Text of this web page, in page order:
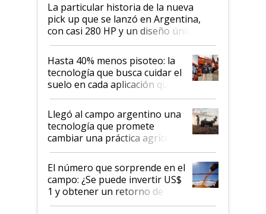
La particular historia de la nueva
pick up que se lanzó en Argentina,
con casi 280 HP y un diseño único: a
cuánto se vende
Hasta 40% menos pisoteo: la
tecnología que busca cuidar el
suelo en cada aplicación que
llevó Jacto al Congreso
Aapresid 2026
Llegó al campo argentino una
tecnología que promete
cambiar una práctica agrícola
clave: ¿Y si analizar el suelo
fuera tan simple como apretar
un botón?
El número que sorprende en el
campo: ¿Se puede invertir US$
1 y obtener un retorno de
hasta US$ 10 en agricultura?